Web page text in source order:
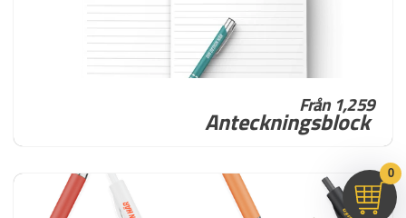
Från 1,259
Anteckningsblock
0